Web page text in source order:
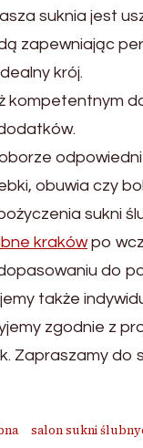
suknia jest
zapewniając
krój.
kompetentnym
obuwia czy
sukni
krakówpo
do
także
zgodnie z
Zapraszamy do
salon sukni